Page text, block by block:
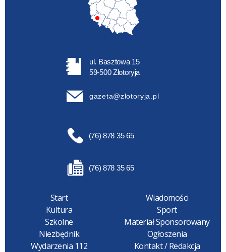
ul. Basztowa 15
59-500 Złotoryja
gazeta@zlotoryja.pl
(76) 878 35 65
(76) 878 35 65
Start
Wiadomości
Kultura
Sport
Szkolne
Materiał Sponsorowany
Niezbędnik
Ogłoszenia
Wydarzenia 112
Kontakt / Redakcja